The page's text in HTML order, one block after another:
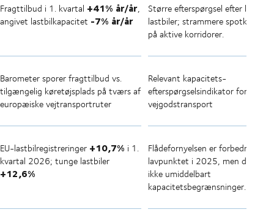
Fragttilbud i 1. kvartal +41% år/år,
angivet lastbilkapacitet -7% år/år
Større efterspørgsel efter ledige
lastbiler; strammere
på aktive korridorer.
Barometer sporer fragttilbud vs.
tilgængelig køretøjsplads på tværs af
europæiske vejtransportruter
Relevant kapacitets-
efterspørgselsindikator for
vejgodstransport
EU-lastbilregistreringer +10,7% i 1.
kvartal 2026; tunge lastbiler
+12,6%
Flådefornyelsen er forbedret fra
lavpunktet i 2025, men dette
ikke umiddelbart
kapacitetsbegrænsninger.